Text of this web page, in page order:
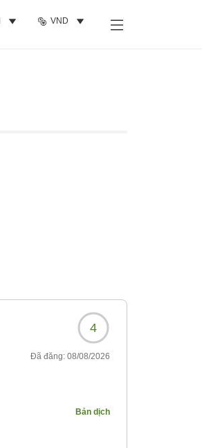
VND
4
Đã đăng: 08/08/2026
Bản dịch